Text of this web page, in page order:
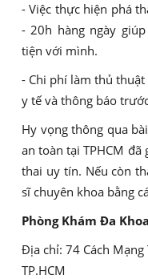
- Việc thực hiện phá
- 20h hàng ngày
tiện với mình.
- Chi phí làm thủ
y tế và thông báo
Hy vọng thông qua
an toàn tại TPHCM
thai uy tín. Nếu còn
sĩ chuyên khoa bằng
Phòng Khám Đa
Địa chỉ: 74 Cách
TP.HCM